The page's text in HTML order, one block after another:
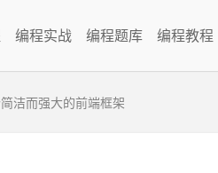
编程实战 编程题库 编程教程
洁而强大的前端框架